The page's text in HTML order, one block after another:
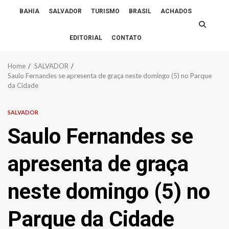
BAHIA SALVADOR TURISMO BRASIL ACHADOS
EDITORIAL CONTATO
Home
SALVADOR
Saulo Fernandes se apresenta de graça neste domingo (5) no Parque
da Cidade
SALVADOR
Saulo Fernandes se
apresenta de graça
neste domingo (5) no
Parque da Cidade